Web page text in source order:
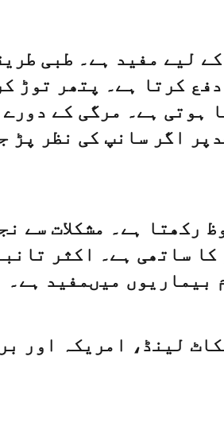
لیے مفید ہے۔ طبی
کرتا ہے۔ پتھر توڑ
ہوتی ہے۔ مرگی کے
اگر سانپ کی نظر پڑ
رکھتا ہے۔ مشکلات سے
ساتھی ہے۔ اکثر
بیماریوں میںمفید ہے۔
لینڈ، امریکہ اور